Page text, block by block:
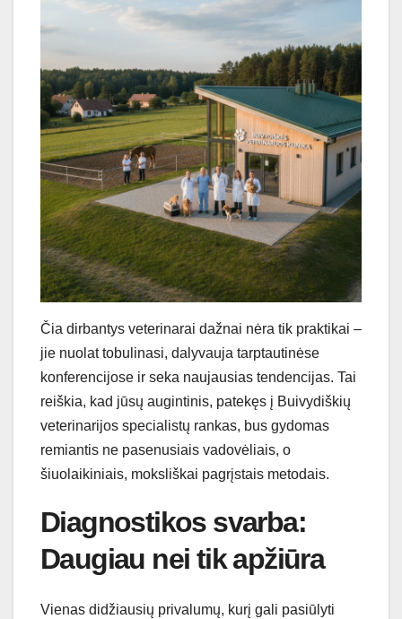
Čia dirbantys veterinarai dažnai nėra tik praktikai –
jie nuolat tobulinasi, dalyvauja tarptautinėse
konferencijose ir seka naujausias tendencijas. Tai
reiškia, kad jūsų augintinis, patekęs į Buivydiškių
veterinarijos specialistų rankas, bus gydomas
remiantis ne pasenusiais vadovėliais, o
šiuolaikiniais, moksliškai pagrįstais metodais.
Diagnostikos svarba:
Daugiau nei tik apžiūra
Vienas didžiausių privalumų, kurį gali pasiūlyti